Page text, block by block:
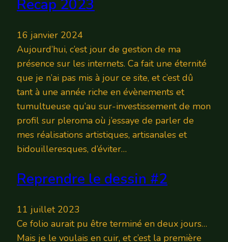
Recap 2023
16 janvier 2024
Aujourd’hui, c’est jour de gestion de ma
présence sur les internets. Ca fait une éternité
que je n’ai pas mis à jour ce site, et c’est dû
tant à une année riche en évènements et
tumultueuse qu’au sur-investissement de mon
profil sur pleroma où j’essaye de parler de
mes réalisations artistiques, artisanales et
bidouilleresques, d’éviter…
Reprendre le dessin #2
11 juillet 2023
Ce folio aurait pu être terminé en deux jours…
Mais je le voulais en cuir, et c’est la première